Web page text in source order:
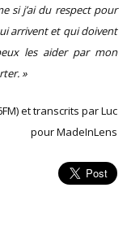
si j’ai du respect pour
arrivent et qui doivent
les aider par mon
»
et transcrits par Luc
pour MadeInLens